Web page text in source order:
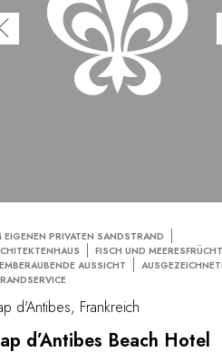
EIGENEN PRIVATEN SANDSTRAND
FISCH UND
AUSSICHT
d'Antibes, Frankreich
d’Antibes Beach Hotel